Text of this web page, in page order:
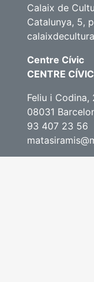
Calaix de
Catalunya, 5,
Centre Cívic
CENTRE
Feliu i Codina,
08031
93 407 23 56